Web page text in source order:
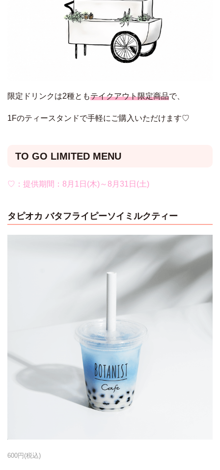
限定ドリンクは2種ともテイクアウト限定商品で、
1Fのティースタンドで手軽にご購入いただけます♡
TO GO LIMITED MENU
♡：提供期間：8月1日(木)～8月31日(土)
タピオカ バタフライピーソイミルクティー
600円(税込)